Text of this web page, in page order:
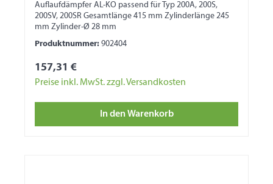
Auflaufdämpfer AL-KO passend für Typ 200A, 200S,
200SV, 200SR Gesamtlänge 415 mm Zylinderlänge 245
mm Zylinder-Ø 28 mm
Produktnummer: 902404
157,31 €
Preise inkl. MwSt. zzgl. Versandkosten
In den Warenkorb